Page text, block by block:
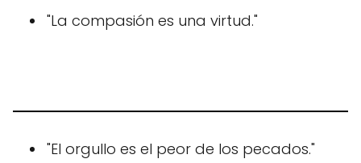
"La compasión es una virtud."
"El orgullo es el peor de los pecados."